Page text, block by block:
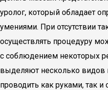
уролог, который обладает
умениями. При отсутствии
осуществлять процедуру
с соблюдением некоторых
выделяют несколько
проводить как руками, так